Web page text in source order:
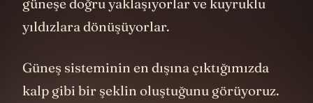
yıldızlara dönüşüyorlar.
Güneş sisteminin en dışına çıktığımızda
kalp gibi bir şeklin oluştuğunu görüyoruz.